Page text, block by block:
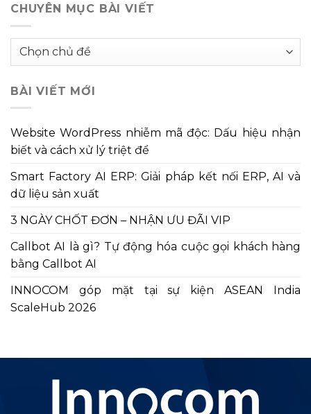
CHUYÊN MỤC BÀI VIẾT
Chuyên
viết
BÀI VIẾT MỚI
Website WordPress nhiễm mã độc: Dấu hiệu nhận
biết và cách xử lý triệt để
Smart Factory AI ERP: Giải pháp kết nối ERP, AI và
dữ liệu sản xuất
3 NGÀY CHỐT ĐƠN – NHẬN ƯU ĐÃI VIP
Callbot AI là gì? Tự động hóa cuộc gọi khách hàng
bằng Callbot AI
INNOCOM góp mặt tại sự kiện ASEAN India
ScaleHub 2026